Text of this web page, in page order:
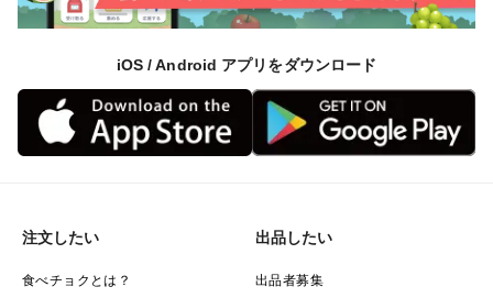
iOS / Android アプリをダウンロード
注文したい
食べチョクとは？
出品したい
出品者募集